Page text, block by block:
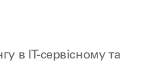
в IT-сервісному та